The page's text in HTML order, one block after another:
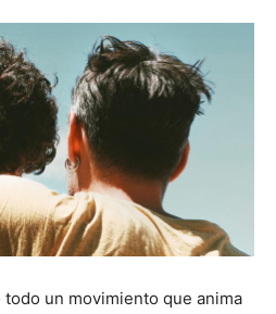
un movimiento que anima